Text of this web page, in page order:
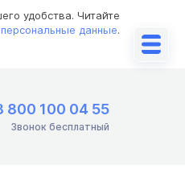
удобства. Читайте
персональные данные.
800 100 04 55
Звонок бесплатный